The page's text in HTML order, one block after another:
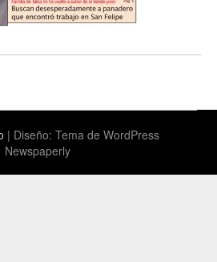
| Diseño: Tema de WordPress
Newspaperly